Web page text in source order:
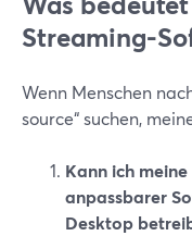
Streaming-
Wenn Menschen
source“ suchen,
Kann ich
anpassbarer
Desktop